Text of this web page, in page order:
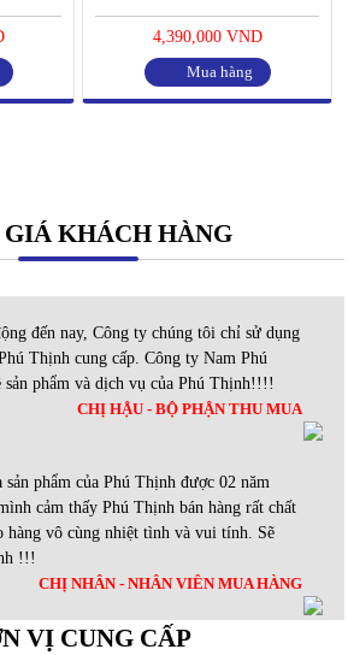
4,390,000 VND
Mua hàng
KHÁCH HÀNG
đến nay, Công ty chúng tôi chỉ sử dụng
Thịnh cung cấp. Công ty Nam Phú
sản phẩm và dịch vụ của Phú Thịnh!!!!
CHỊ HẬU - BỘ PHẬN THU MUA
phẩm của Phú Thịnh được 02 năm
cảm thấy Phú Thịnh bán hàng rất chất
hàng vô cùng nhiệt tình và vui tính. Sẽ
!!!
CHỊ NHÂN - NHÂN VIÊN MUA HÀNG
VỊ CUNG CẤP